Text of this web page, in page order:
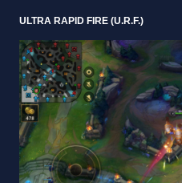
ULTRA RAPID FIRE (U.R.F.)